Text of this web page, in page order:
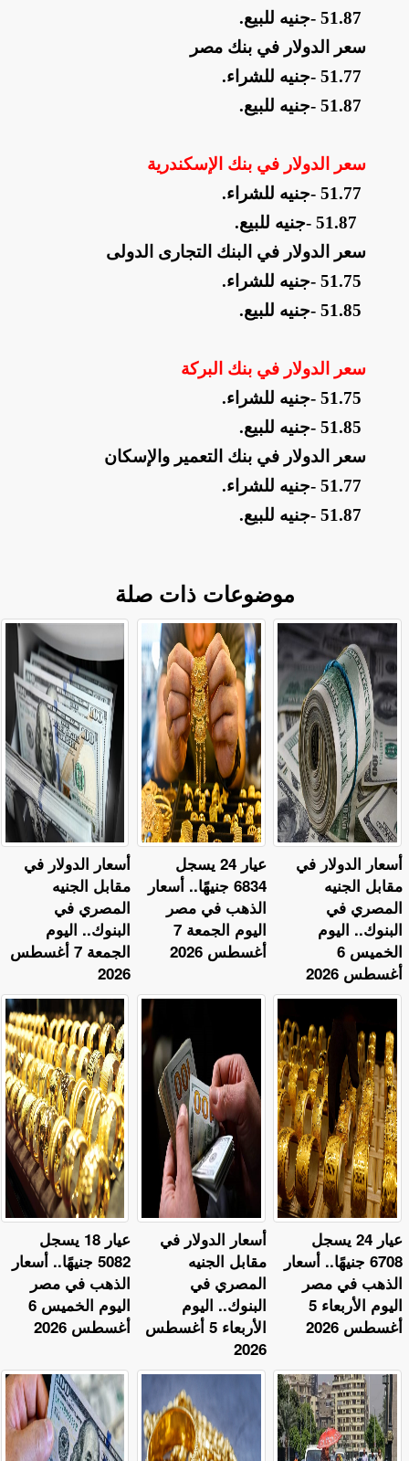
- 51.87جنيه للبيع.
سعر الدولار في بنك مصر
- 51.77جنيه للشراء.
- 51.87جنيه للبيع.
سعر الدولار في بنك الإسكندرية
- 51.77جنيه للشراء.
- 51.87جنيه للبيع.
سعر الدولار في البنك التجارى الدولى
- 51.75جنيه للشراء.
- 51.85جنيه للبيع.
سعر الدولار في بنك البركة
- 51.75جنيه للشراء.
- 51.85جنيه للبيع.
سعر الدولار في بنك التعمير والإسكان
- 51.77جنيه للشراء.
- 51.87جنيه للبيع.
موضوعات ذات صلة
أسعار الدولار في
مقابل الجنيه
المصري في
البنوك.. اليوم
الجمعة 7 أغسطس
2026
عيار 24 يسجل
6834 جنيهًا.. أسعار
الذهب في مصر
اليوم الجمعة 7
أغسطس 2026
أسعار الدولار في
مقابل الجنيه
المصري في
البنوك.. اليوم
الخميس 6
أغسطس 2026
عيار 18 يسجل
5082 جنيهًا.. أسعار
الذهب في مصر
اليوم الخميس 6
أغسطس 2026
أسعار الدولار في
مقابل الجنيه
المصري في
البنوك.. اليوم
الأربعاء 5 أغسطس
2026
عيار 24 يسجل
6708 جنيهًا.. أسعار
الذهب في مصر
اليوم الأربعاء 5
أغسطس 2026